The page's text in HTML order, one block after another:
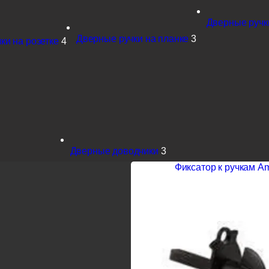
на розетке 4 Дверные ручки на планке 3
Дверные
Дверные доводчики 3
Фиксатор к ручкам